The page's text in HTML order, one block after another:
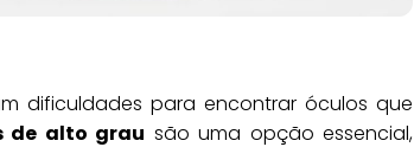
dificuldades para encontrar óculos que
de alto grau são uma opção essencial,